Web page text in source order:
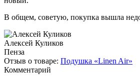
В общем, советую, покупка вышла
Алексей Куликов
Пенза
Отзыв о товаре: Подушка «Linen Air»
Комментарий